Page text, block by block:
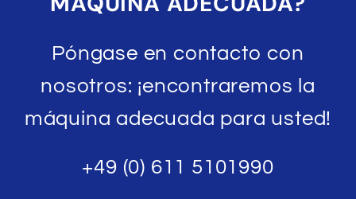
Póngase en contacto con
nosotros: ¡encontraremos la
máquina adecuada para usted!
+49 (0) 611 5101990